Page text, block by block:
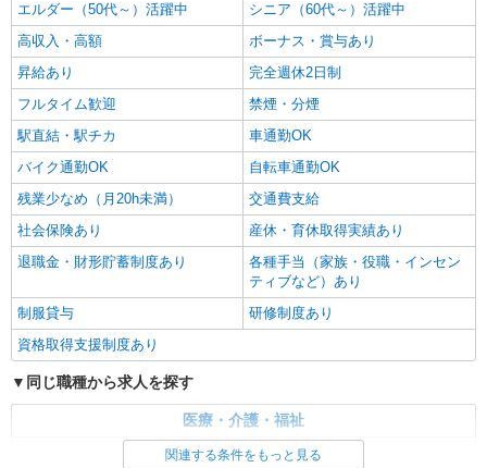
エルダー（50代～）活躍中
シニア（60代～）活躍中
高収入・高額
ボーナス・賞与あり
昇給あり
完全週休2日制
フルタイム歓迎
禁煙・分煙
駅直結・駅チカ
車通勤OK
バイク通勤OK
自転車通勤OK
残業少なめ（月20h未満）
交通費支給
社会保険あり
産休・育休取得実績あり
退職金・財形貯蓄制度あり
各種手当（家族・役職・インセン
ティブなど）あり
制服貸与
研修制度あり
資格取得支援制度あり
同じ職種から求人を探す
医療・介護・福祉
関連する条件をもっと見る